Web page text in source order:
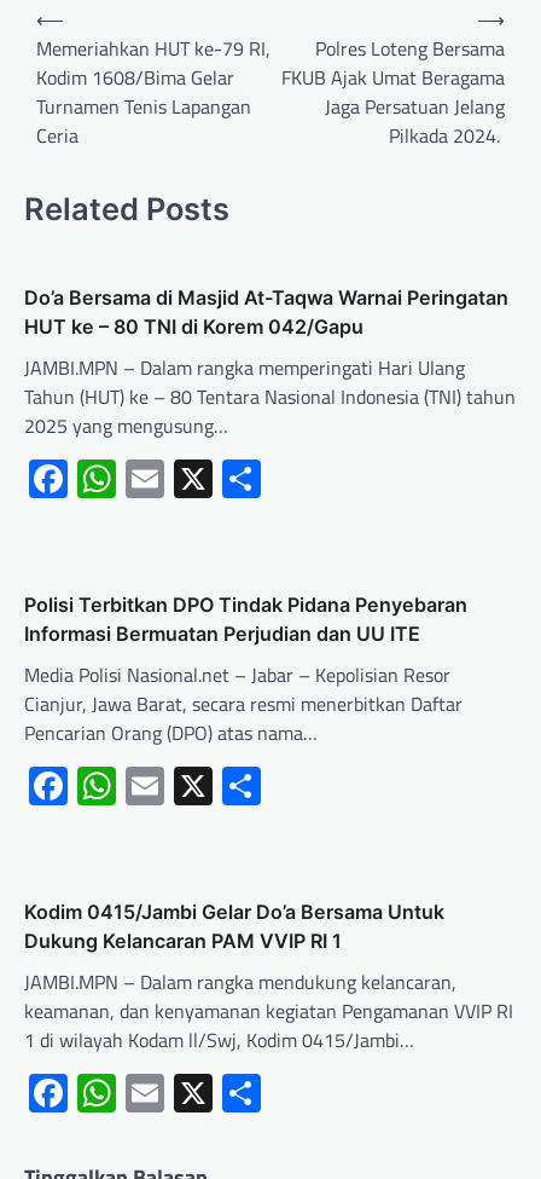
⟵
Memeriahkan HUT ke-79 RI,
Kodim 1608/Bima Gelar
Turnamen Tenis Lapangan
Ceria
Polres Loteng Bersama
FKUB Ajak Umat Beragama
Jaga Persatuan Jelang
Pilkada 2024.
⟶
Related Posts
Do’a Bersama di Masjid At-Taqwa Warnai Peringatan
HUT ke – 80 TNI di Korem 042/Gapu
JAMBI.MPN – Dalam rangka memperingati Hari Ulang
Tahun (HUT) ke – 80 Tentara Nasional Indonesia (TNI) tahun
2025 yang mengusung…
Facebook
WhatsApp
Email
X
Polisi Terbitkan DPO Tindak Pidana Penyebaran
Informasi Bermuatan Perjudian dan UU ITE
Media Polisi Nasional.net – Jabar – Kepolisian Resor
Cianjur, Jawa Barat, secara resmi menerbitkan Daftar
Pencarian Orang (DPO) atas nama…
Facebook
WhatsApp
Email
X
Kodim 0415/Jambi Gelar Do’a Bersama Untuk
Dukung Kelancaran PAM VVIP RI 1
JAMBI.MPN – Dalam rangka mendukung kelancaran,
keamanan, dan kenyamanan kegiatan Pengamanan VVIP RI
1 di wilayah Kodam ll/Swj, Kodim 0415/Jambi…
Facebook
WhatsApp
Email
X